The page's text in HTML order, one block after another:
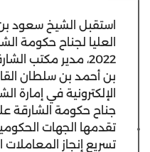
استقبل الشيخ سعود
العليا لجناح حكومة
2022، مدير مكتب
بن أحمد بن سلطان
الإلكترونية في إمارة
جناح حكومة الشارقة
تقدمها الجهات
تسريع إنجاز